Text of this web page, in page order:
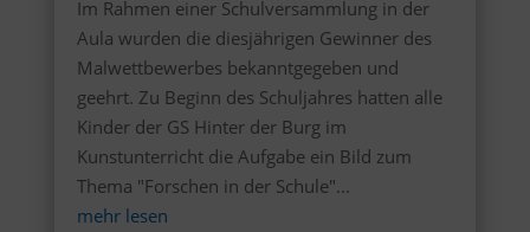
Im Rahmen einer Schulversammlung in der
Aula wurden die diesjährigen Gewinner des
Malwettbewerbes bekanntgegeben und
geehrt. Zu Beginn des Schuljahres hatten alle
Kinder der GS Hinter der Burg im
Kunstunterricht die Aufgabe ein Bild zum
Thema "Forschen in der Schule"...
mehr lesen